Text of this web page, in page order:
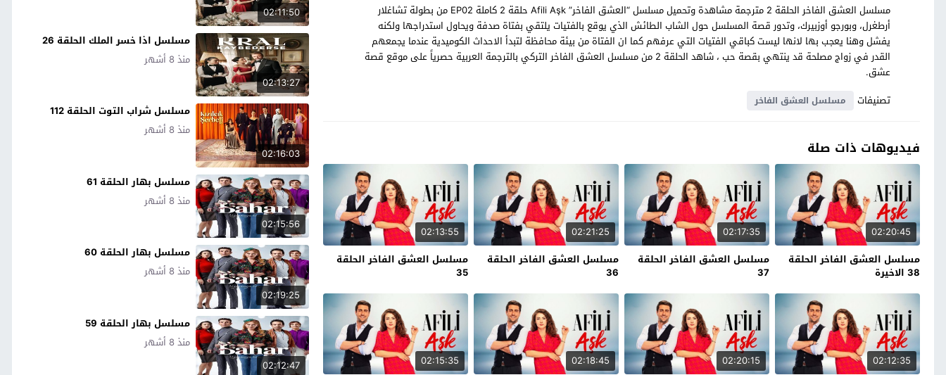
مسلسل العشق الفاخر الحلقة 2 مترجمة مشاهدة وتحميل مسلسل “العشق الفاخر” Afili Aşk حلقة 2 كاملة EP02 من بطولة تشاغلار
أرطغرل، وبورجو أوزبيرك، وتدور قصة المسلسل حول الشاب الطائش الذي يوقع بالفتيات يلتقي بفتاة صدفة ويحاول استدراجها ولكنه
يفشل وهنا يعجب بها لانها ليست كباقي الفتيات التي عرفهم كما ان الفتاة من بيئة محافظة لتبدأ الاحداث الكوميدية عندما يجمعهم
القدر في زواج مصلحة قد ينتهي بقصة حب ، شاهد الحلقة 2 من مسلسل العشق الفاخر التركي بالترجمة العربية حصرياً على موقع قصة
عشق.
تصنيفات
مسلسل العشق الفاخر
فيديوهات ذات صلة
02:20:45
مسلسل العشق الفاخر الحلقة
38 الاخيرة
02:17:35
مسلسل العشق الفاخر الحلقة
37
02:21:25
مسلسل العشق الفاخر الحلقة
36
02:13:55
مسلسل العشق الفاخر الحلقة
35
02:12:35
02:20:15
02:18:45
02:15:35
02:11:50
02:13:27
مسلسل اذا خسر الملك الحلقة 26
منذ 8 أشهر
02:16:03
مسلسل شراب التوت الحلقة 112
منذ 8 أشهر
02:15:56
مسلسل بهار الحلقة 61
منذ 8 أشهر
02:19:25
مسلسل بهار الحلقة 60
منذ 8 أشهر
02:12:47
مسلسل بهار الحلقة 59
منذ 8 أشهر